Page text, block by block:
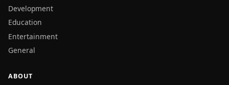
Development
Education
Entertainment
General
ABOUT